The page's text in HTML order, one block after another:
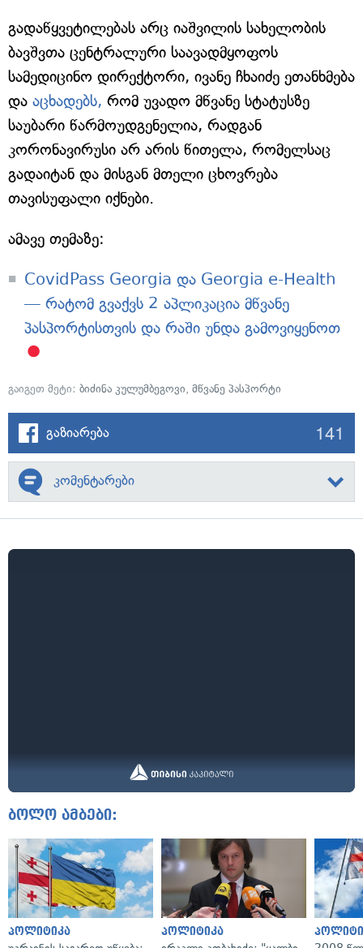
გადაწყვეტილებას არც იაშვილის სახელობის
ბავშვთა ცენტრალური საავადმყოფოს
სამედიცინო დირექტორი, ივანე ჩხაიძე ეთანხმება
და აცხადებს, რომ უვადო მწვანე სტატუსზე
საუბარი წარმოუდგენელია, რადგან
კორონავირუსი არ არის წითელა, რომელსაც
გადაიტან და მისგან მთელი ცხოვრება
თავისუფალი იქნები.
ამავე თემაზე:
CovidPass Georgia და Georgia e-Health
— რატომ გვაქვს 2 აპლიკაცია მწვანე
პასპორტისთვის და რაში უნდა გამოვიყენოთ
გაიგეთ მეტი: ბიძინა კულუმბეგოვი, მწვანე პასპორტი
გაზიარება 141
კომენტარები
ბოლო ამბები:
პოლიტიკა პოლიტიკა